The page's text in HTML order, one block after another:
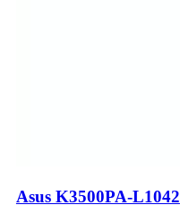
Asus K3500PA-L1042